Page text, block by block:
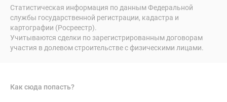
Статистическая информация по данным Федеральной
службы государственной регистрации, кадастра и
картографии (Росреестр).
Учитываются сделки по зарегистрированным договорам
участия в долевом строительстве с физическими лицами.
Как сюда попасть?